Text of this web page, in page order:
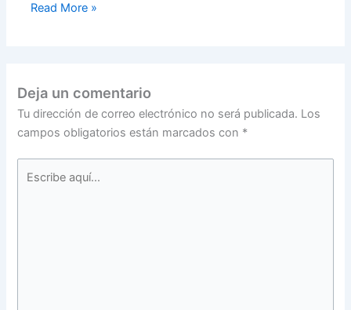
Read More »
Deja un comentario
Tu dirección de correo electrónico no será publicada. Los
campos obligatorios están marcados con *